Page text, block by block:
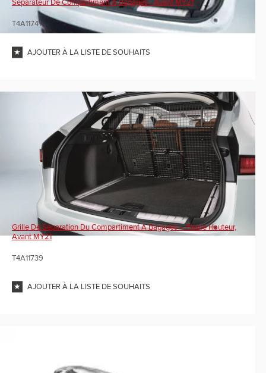
Séparateur De Compartiment À Bagages - Avant MY21
T4A11741
AJOUTER À LA LISTE DE SOUHAITS
Grille De Séparation Du Compartiment À Bagages – Pleine Hauteur,
Avant MY21
T4A11739
AJOUTER À LA LISTE DE SOUHAITS